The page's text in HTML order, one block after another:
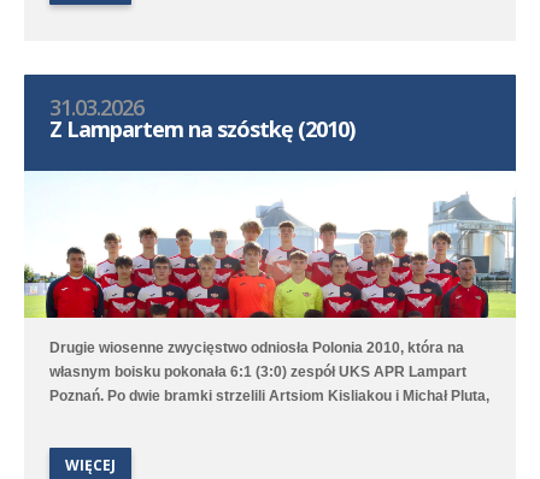
Duchała, Brajan Jóźwiak oraz Witold Chojnacki.
31.03.2026
Z Lampartem na szóstkę (2010)
Drugie wiosenne zwycięstwo odniosła Polonia 2010, która na
własnym boisku pokonała 6:1 (3:0) zespół UKS APR Lampart
Poznań. Po dwie bramki strzelili Artsiom Kisliakou i Michał Pluta,
niezłym meczu przegrała 1:3 (1:3) z liderem rozgrywek -
Poznańską 13 Poznań. Jedynego gola dla Polonii strzelił Martin
WIĘCEJ